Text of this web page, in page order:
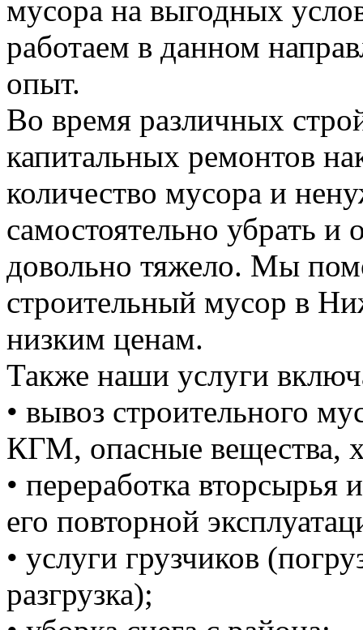
мусора на выгодных
работаем в данном
опыт.
Во время различных
капитальных ремонтов
количество мусора и
самостоятельно убрать и
довольно тяжело. Мы
строительный мусор в
низким ценам.
Также наши услуги
• вывоз строительного
КГМ, опасные вещества,
• переработка вторсырья
его повторной
• услуги грузчиков
разгрузка);